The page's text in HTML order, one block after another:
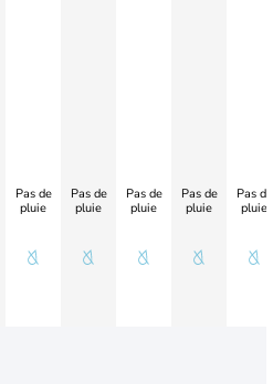
Pas de
pluie
Pas de
pluie
Pas de
pluie
Pas de
pluie
Pas de
pluie